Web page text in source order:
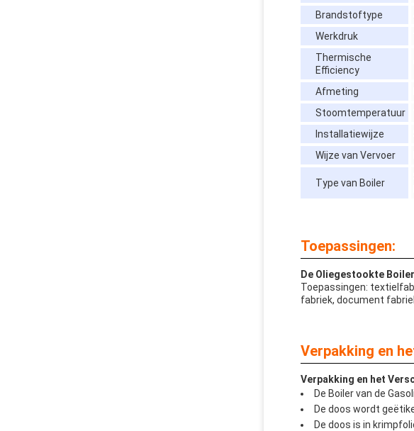
Brandstoftype
Werkdruk
Thermische
Efficiency
Afmeting
Stoomtemperatuur
Installatiewijze
Wijze van Vervoer
Type van Boiler
Toepassingen:
De Oliegestookte
Toepassingen:
fabriek, document
Verpakking en
Verpakking en het
De Boiler van de
De doos wordt
De doos is in